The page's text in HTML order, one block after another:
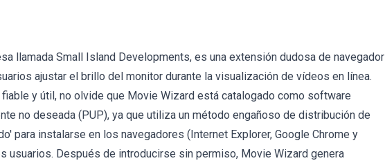
llamada Small Island Developments, es una extensión dudosa de navegador
ajustar el brillo del monitor durante la visualización de vídeos en línea.
y útil, no olvide que Movie Wizard está catalogado como software
no deseada (PUP), ya que utiliza un método engañoso de distribución de
para instalarse en los navegadores (Internet Explorer, Google Chrome y
usuarios. Después de introducirse sin permiso, Movie Wizard genera